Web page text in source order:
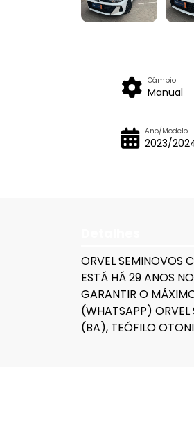
Câmbio
Manual
Ano/Modelo
2023/
ORVEL SEMINOVOS
ESTÁ HÁ 29 ANOS
GARANTIR O
(WHATSAPP) ORVEL
(BA), TEÓFILO